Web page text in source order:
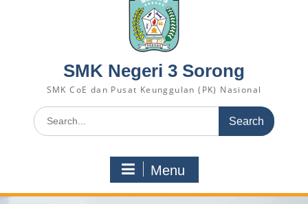
SMK Negeri 3 Sorong
SMK CoE dan Pusat Keunggulan (PK) Nasional
Search
for:
Menu